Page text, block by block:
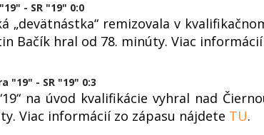
- SR "19" 0:0
„devätnástka“ remizovala v
Bačík hral od 78. minúty. Viac
"19" - SR "19" 0:3
na úvod kvalifikácie vyhral nad
Viac informácií zo zápasu nájdete TU.